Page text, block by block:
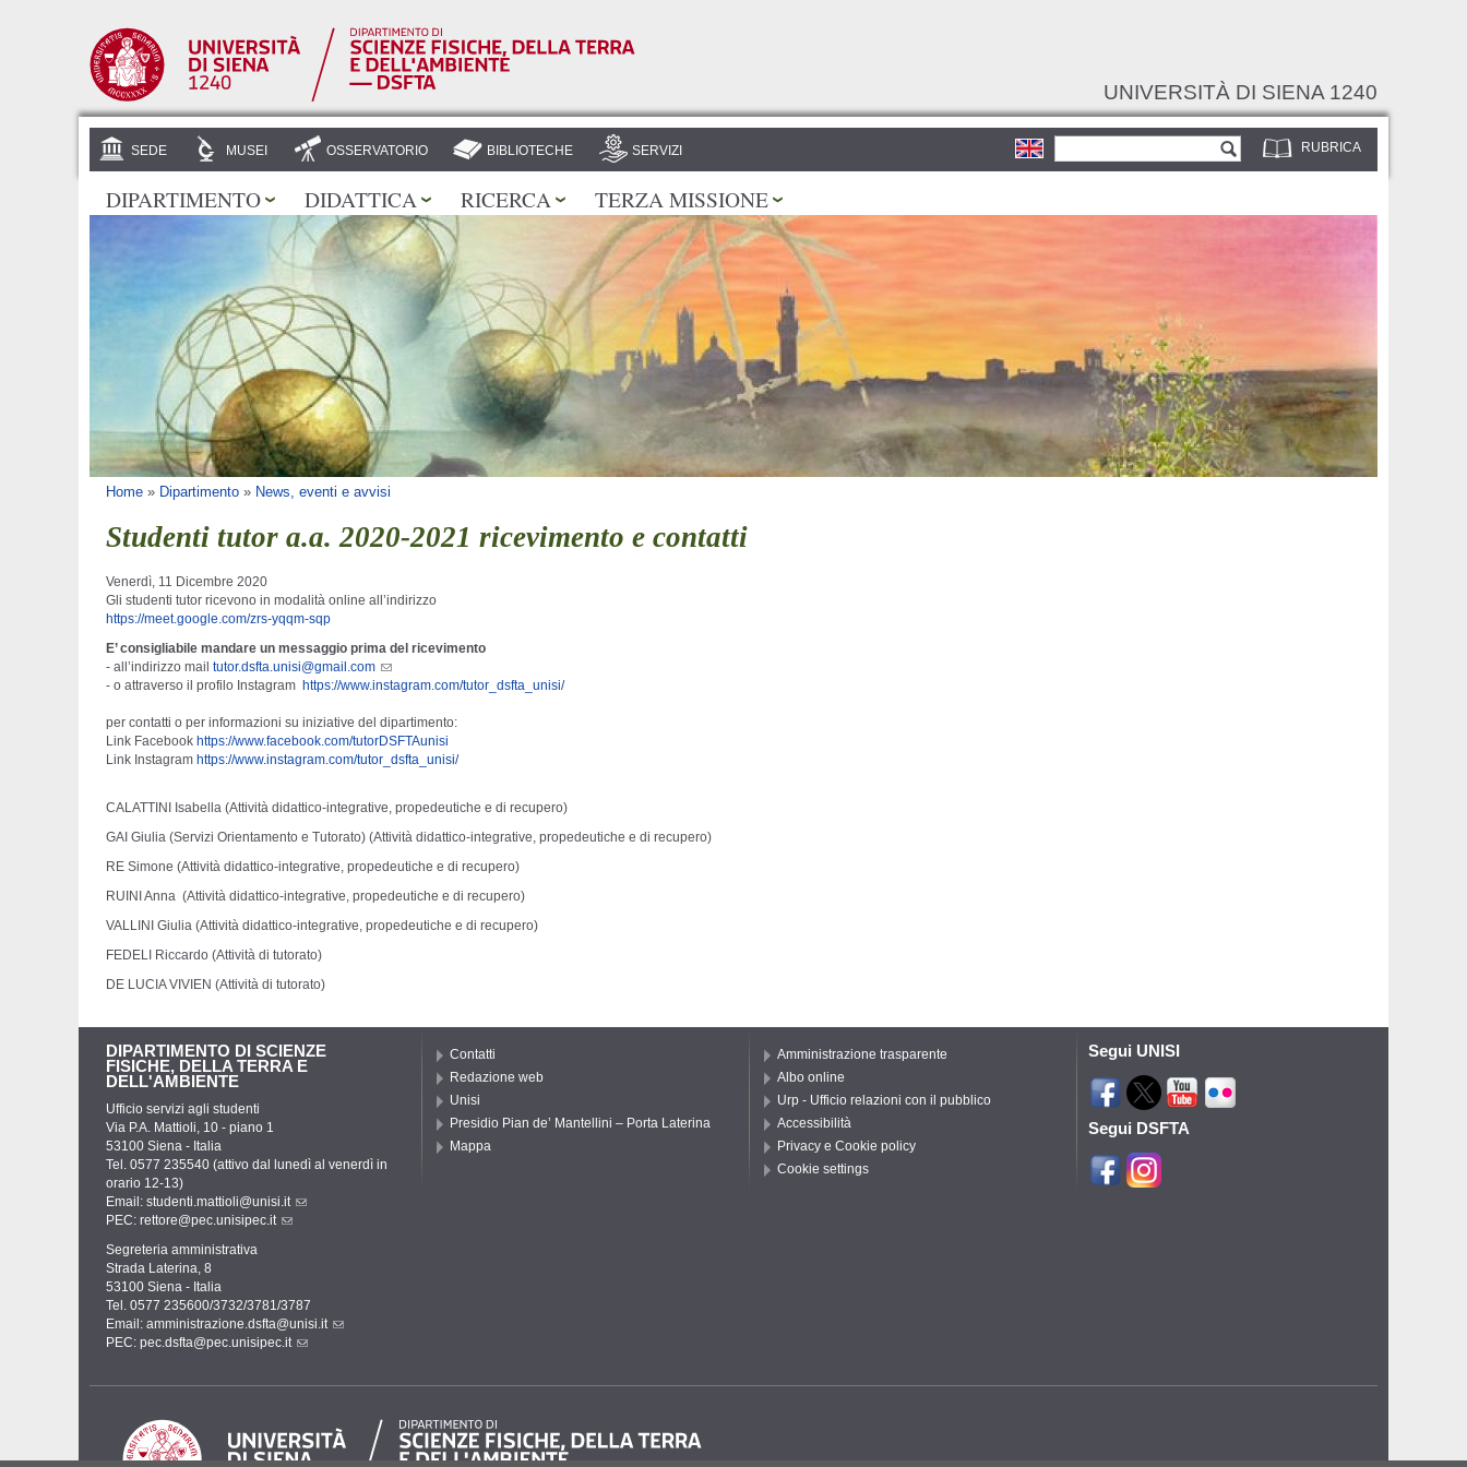
UNIVERSITÀ DI SIENA 1240
RUBRICA
Form di ricerca
SEDE MUSEI OSSERVATORIO BIBLIOTECHE SERVIZI
DIPARTIMENTO DIDATTICA RICERCA TERZA MISSIONE
Tu sei qui
Home » Dipartimento » News, eventi e avvisi
Studenti tutor a.a. 2020-2021 ricevimento e contatti
Venerdì, 11 Dicembre 2020
Gli studenti tutor ricevono in modalità online all’indirizzo
https://meet.google.com/zrs-yqqm-sqp
E’ consigliabile mandare un messaggio prima del ricevimento
- all’indirizzo mail tutor.dsfta.unisi@gmail.com
- o attraverso il profilo Instagram https://www.instagram.com/tutor_dsfta_unisi/
per contatti o per informazioni su iniziative del dipartimento:
Link Facebook https://www.facebook.com/tutorDSFTAunisi
Link Instagram https://www.instagram.com/tutor_dsfta_unisi/
CALATTINI Isabella (Attività didattico-integrative, propedeutiche e di recupero)
GAI Giulia (Servizi Orientamento e Tutorato) (Attività didattico-integrative, propedeutiche e di recupero)
RE Simone (Attività didattico-integrative, propedeutiche e di recupero)
RUINI Anna (Attività didattico-integrative, propedeutiche e di recupero)
VALLINI Giulia (Attività didattico-integrative, propedeutiche e di recupero)
FEDELI Riccardo (Attività di tutorato)
DE LUCIA VIVIEN (Attività di tutorato)
DIPARTIMENTO DI SCIENZE
FISICHE, DELLA TERRA E
DELL'AMBIENTE
Ufficio servizi agli studenti
Via P.A. Mattioli, 10 - piano 1
53100 Siena - Italia
Tel. 0577 235540 (attivo dal lunedì al venerdì in
orario 12-13)
Email: studenti.mattioli@unisi.it
PEC: rettore@pec.unisipec.it
Segreteria amministrativa
Strada Laterina, 8
53100 Siena - Italia
Tel. 0577 235600/3732/3781/3787
Email: amministrazione.dsfta@unisi.it
PEC: pec.dsfta@pec.unisipec.it
Contatti
Redazione web
Unisi
Presidio Pian de’ Mantellini – Porta Laterina
Mappa
Amministrazione trasparente
Albo online
Urp - Ufficio relazioni con il pubblico
Accessibilità
Privacy e Cookie policy
Cookie settings
Segui UNISI
Segui DSFTA